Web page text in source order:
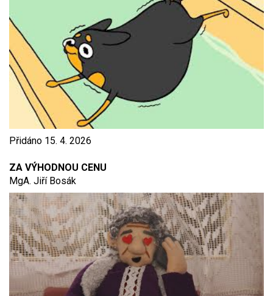
Přidáno 15. 4. 2026
ZA VÝHODNOU CENU
MgA. Jiří Bosák